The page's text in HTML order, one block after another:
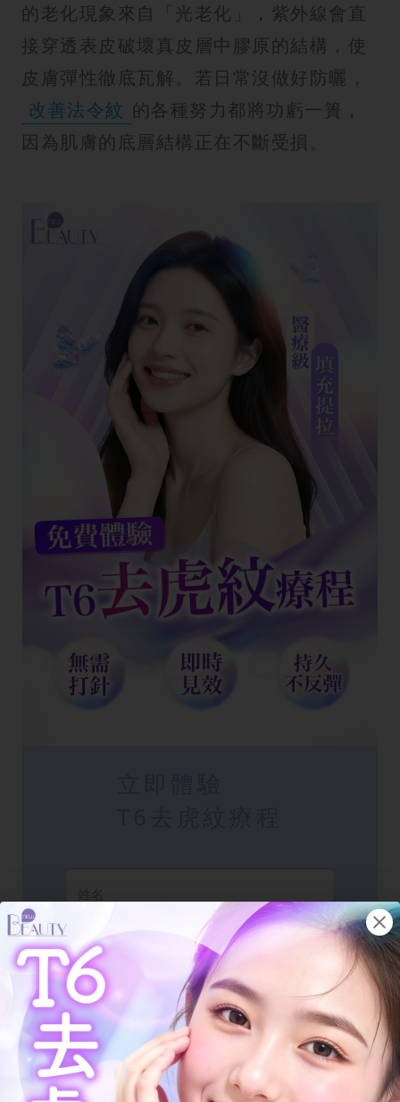
的老化現象來自「光老化」，紫外線會直
接穿透表皮破壞真皮層中膠原的結構，使
皮膚彈性徹底瓦解。若日常沒做好防曬，
改善法令紋 的各種努力都將功虧一簣，
因為肌膚的底層結構正在不斷受損。